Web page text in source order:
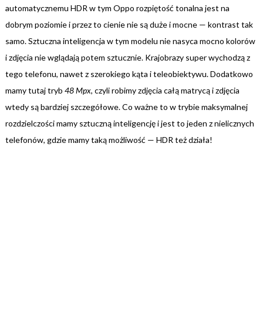
automatycznemu HDR w tym Oppo rozpiętość tonalna jest na
dobrym poziomie i przez to cienie nie są duże i mocne — kontrast tak
samo. Sztuczna inteligencja w tym modelu nie nasyca mocno kolorów
i zdjęcia nie wglądają potem sztucznie. Krajobrazy super wychodzą z
tego telefonu, nawet z szerokiego kąta i teleobiektywu. Dodatkowo
mamy tutaj tryb 48 Mpx, czyli robimy zdjęcia całą matrycą i zdjęcia
wtedy są bardziej szczegółowe. Co ważne to w trybie maksymalnej
rozdzielczości mamy sztuczną inteligencję i jest to jeden z nielicznych
telefonów, gdzie mamy taką możliwość — HDR też działa!